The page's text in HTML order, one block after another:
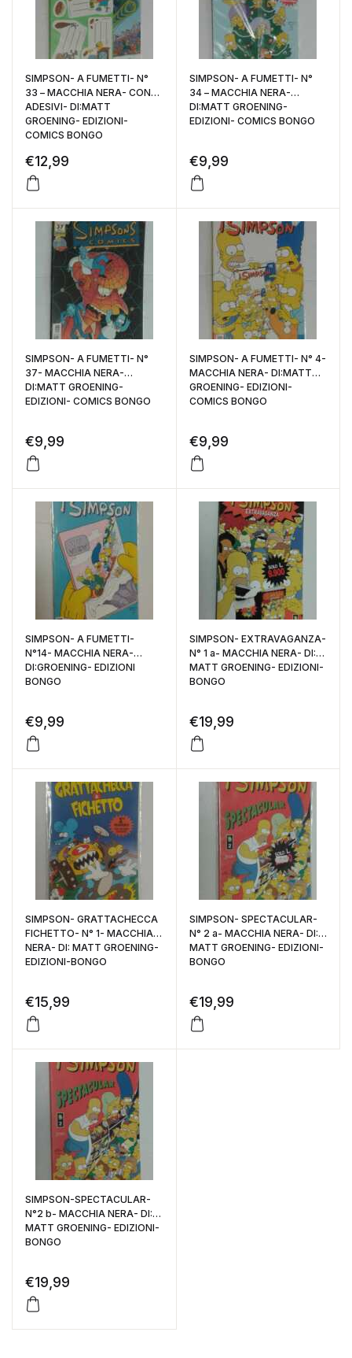
SIMPSON- A FUMETTI- N°
33 – MACCHIA NERA- CON
ADESIVI- DI:MATT
GROENING- EDIZIONI-
COMICS BONGO
€12,99
SIMPSON- A FUMETTI- N°
34 – MACCHIA NERA-
DI:MATT GROENING-
EDIZIONI- COMICS BONGO
€9,99
SIMPSON- A FUMETTI- N°
37- MACCHIA NERA-
DI:MATT GROENING-
EDIZIONI- COMICS BONGO
€9,99
SIMPSON- A FUMETTI- N° 4-
MACCHIA NERA- DI:MATT
GROENING- EDIZIONI-
COMICS BONGO
€9,99
SIMPSON- A FUMETTI-
N°14- MACCHIA NERA-
DI:GROENING- EDIZIONI
BONGO
€9,99
SIMPSON- EXTRAVAGANZA-
N° 1 a- MACCHIA NERA- DI:
MATT GROENING- EDIZIONI-
BONGO
€19,99
SIMPSON- GRATTACHECCA
FICHETTO- N° 1- MACCHIA
NERA- DI: MATT GROENING-
EDIZIONI-BONGO
€15,99
SIMPSON- SPECTACULAR-
N° 2 a- MACCHIA NERA- DI:
MATT GROENING- EDIZIONI-
BONGO
€19,99
SIMPSON-SPECTACULAR-
N°2 b- MACCHIA NERA- DI:
MATT GROENING- EDIZIONI-
BONGO
€19,99